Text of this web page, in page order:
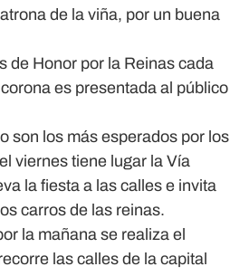
de la viña, por un buena
de Honor por la Reinas cada
es presentada al público
son los más esperados por los
viernes tiene lugar la Vía
la fiesta a las calles e invita
carros de las reinas.
la mañana se realiza el
las calles de la capital